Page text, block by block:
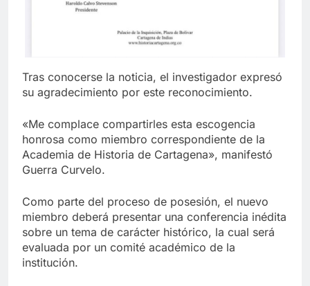
Tras conocerse la noticia, el investigador expresó
su agradecimiento por este reconocimiento.
«Me complace compartirles esta escogencia
honrosa como miembro correspondiente de la
Academia de Historia de Cartagena», manifestó
Guerra Curvelo.
Como parte del proceso de posesión, el nuevo
miembro deberá presentar una conferencia inédita
sobre un tema de carácter histórico, la cual será
evaluada por un comité académico de la
institución.